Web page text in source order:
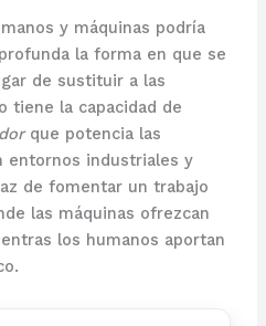
y máquinas podría
la forma en que se
de sustituir a las
tiene la capacidad de
que potencia las
entornos industriales y
de fomentar un trabajo
las máquinas ofrezcan
los humanos aportan